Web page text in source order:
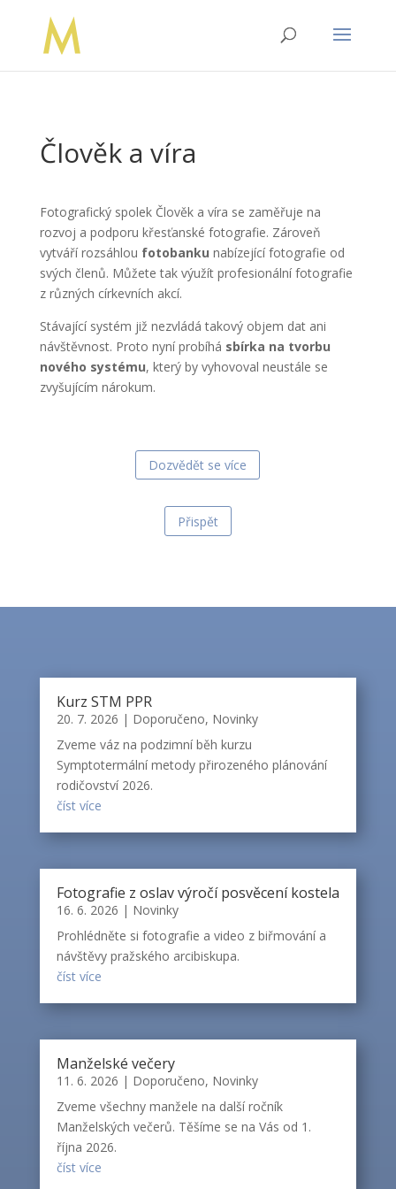
Člověk a víra
Fotografický spolek Člověk a víra se zaměřuje na
rozvoj a podporu křesťanské fotografie. Zároveň
vytváří rozsáhlou fotobanku nabízející fotografie od
svých členů. Můžete tak výužít profesionální fotografie
z různých církevních akcí.
Stávající systém již nezvládá takový objem dat ani
návštěvnost. Proto nyní probíhá sbírka na tvorbu
nového systému, který by vyhovoval neustále se
zvyšujícím nárokum.
Dozvědět se více
Přispět
Kurz STM PPR
20. 7. 2026 | Doporučeno, Novinky
Zveme váz na podzimní běh kurzu
Symptotermální metody přirozeného plánování
rodičovství 2026.
číst více
Fotografie z oslav výročí posvěcení kostela
16. 6. 2026 | Novinky
Prohlédněte si fotografie a video z biřmování a
návštěvy pražského arcibiskupa.
číst více
Manželské večery
11. 6. 2026 | Doporučeno, Novinky
Zveme všechny manžele na další ročník
Manželských večerů. Těšíme se na Vás od 1.
října 2026.
číst více